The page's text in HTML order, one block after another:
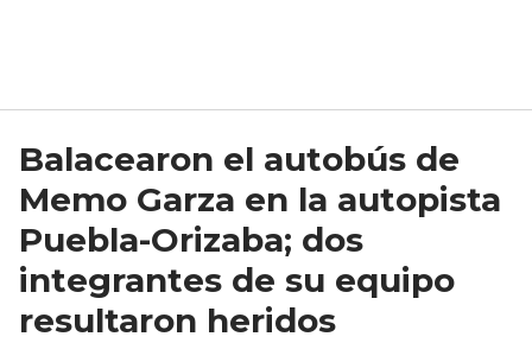
Balacearon el autobús de
Memo Garza en la autopista
Puebla-Orizaba; dos
integrantes de su equipo
resultaron heridos